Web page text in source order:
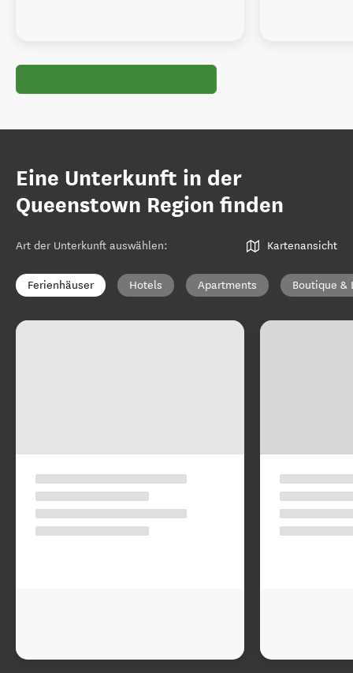
Eine Unterkunft in der
Queenstown Region finden
Art der Unterkunft auswählen: Kartenansicht
Ferienhäuser Hotels Apartments Boutique &